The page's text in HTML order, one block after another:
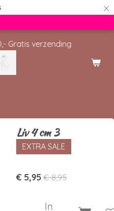
×
Gratis verzending
Liv 4 cm 3
EXTRA SALE
€ 5,95€ 8,95
In